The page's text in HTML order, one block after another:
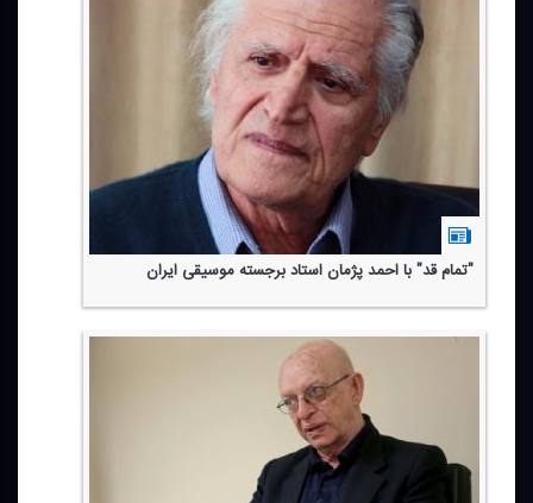
"تمام قد" با احمد پژمان استاد برجسته موسیقی ایران